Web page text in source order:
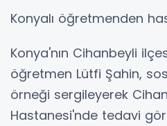
Konyalı öğretmenden
Konya'nın Cihanbeyli
öğretmen Lütfi Şahin,
örneği sergileyerek
Hastanesi'nde tedavi